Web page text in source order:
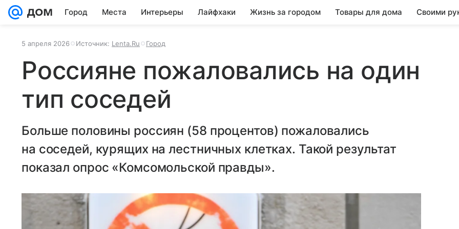
Город Места Интерьеры Лайфхаки Жизнь за городом Товары для дома Своими
5 апреля 2026 Источник: Lenta.Ru Город
Россияне пожаловались на один
тип соседей
Больше половины россиян (58 процентов) пожаловались
на соседей, курящих на лестничных клетках. Такой результат
показал опрос «Комсомольской правды».